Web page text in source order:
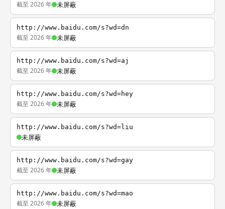
截至 2026 年 未屏蔽
http://www.baidu.com/s?wd=dn
截至 2026 年 未屏蔽
http://www.baidu.com/s?wd=aj
截至 2026 年 未屏蔽
http://www.baidu.com/s?wd=hey
截至 2026 年 未屏蔽
http://www.baidu.com/s?wd=liu
未屏蔽
http://www.baidu.com/s?wd=gay
截至 2026 年 未屏蔽
http://www.baidu.com/s?wd=mao
截至 2026 年 未屏蔽